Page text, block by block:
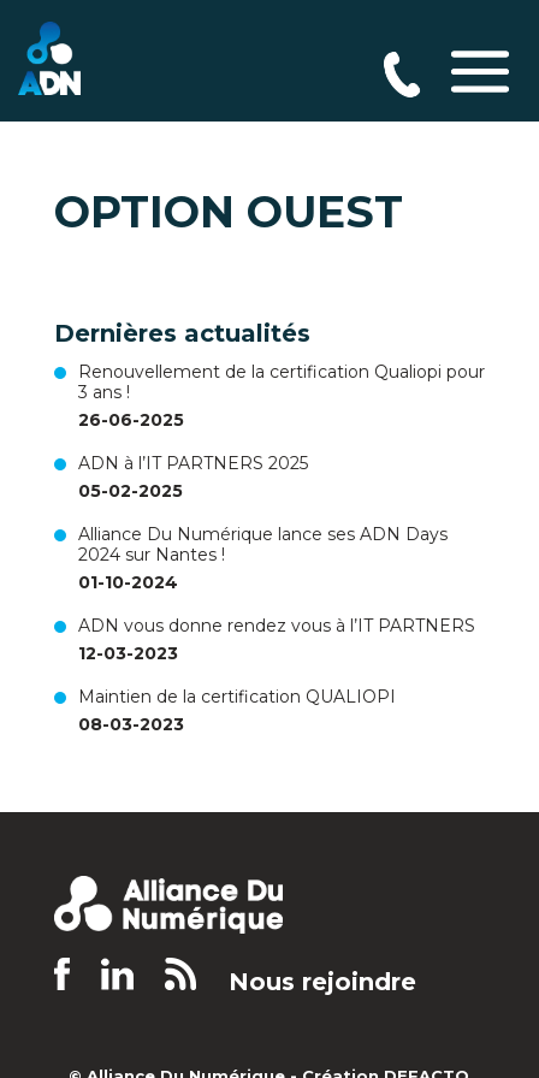
OPTION OUEST
Dernières actualités
Renouvellement de la certification Qualiopi pour
3 ans !
26-06-2025
ADN à l’IT PARTNERS 2025
05-02-2025
Alliance Du Numérique lance ses ADN Days
2024 sur Nantes !
01-10-2024
ADN vous donne rendez vous à l’IT PARTNERS
12-03-2023
Maintien de la certification QUALIOPI
08-03-2023
Nous rejoindre